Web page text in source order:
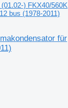
) FKX40/560K
bus (1978-2011)
für